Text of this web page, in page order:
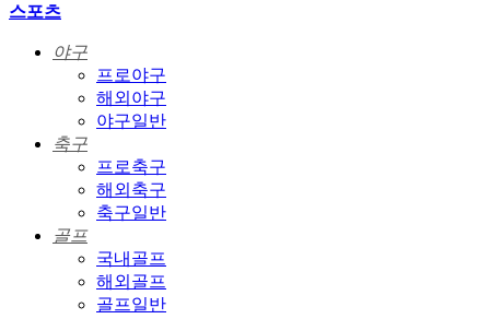
스포츠
야구
프로야구
해외야구
야구일반
축구
프로축구
해외축구
축구일반
골프
국내골프
해외골프
골프일반